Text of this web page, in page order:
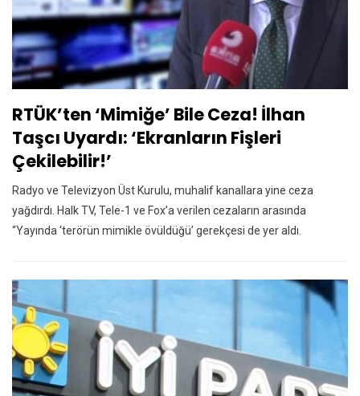
RTÜK’ten ‘mimiğe’ Bile Ceza! İlhan
Taşcı Uyardı: ‘Ekranların Fişleri
Çekilebilir!’
Radyo ve Televizyon Üst Kurulu, muhalif kanallara yine ceza
yağdırdı. Halk TV, Tele-1 ve Fox’a verilen cezaların arasında
“Yayında ‘terörün mimikle övüldüğü’ gerekçesi de yer aldı.